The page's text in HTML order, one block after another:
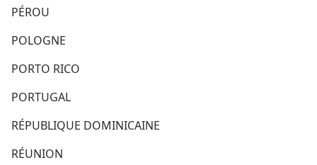
PÉROU
POLOGNE
PORTO RICO
PORTUGAL
RÉPUBLIQUE DOMINICAINE
RÉUNION